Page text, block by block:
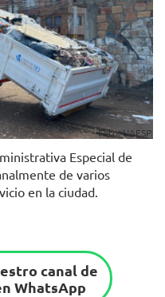
Foto: UAESP.
Especial de
de varios
en la ciudad.
canal de
WhatsApp